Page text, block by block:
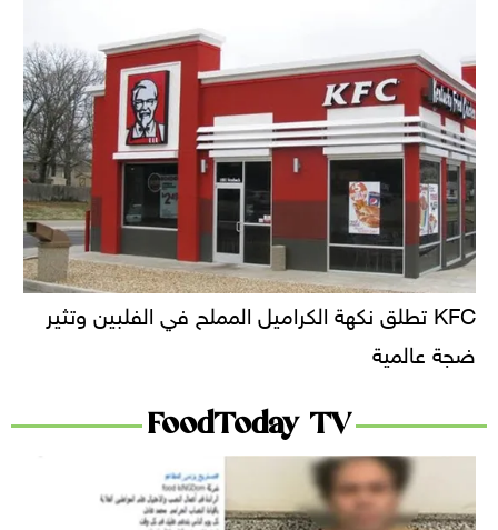
KFC تطلق نكهة الكراميل المملح في الفلبين وتثير
ضجة عالمية
FoodToday TV